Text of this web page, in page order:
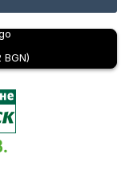
BGN)